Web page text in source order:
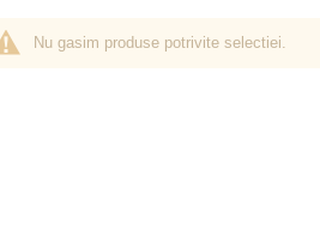
Nu gasim produse potrivite selectiei.